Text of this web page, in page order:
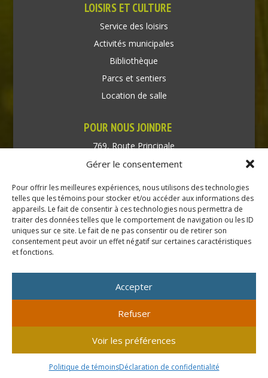
Gérer le consentement
Pour offrir les meilleures expériences, nous utilisons des technologies
telles que les témoins pour stocker et/ou accéder aux informations des
appareils. Le fait de consentir à ces technologies nous permettra de
traiter des données telles que le comportement de navigation ou les ID
uniques sur ce site. Le fait de ne pas consentir ou de retirer son
consentement peut avoir un effet négatif sur certaines caractéristiques
et fonctions.
Accepter
Refuser
Voir les préférences
Politique de témoinsDéclaration de confidentialité
LOISIRS ET CULTURE
Service des loisirs
Activités municipales
Bibliothèque
Parcs et sentiers
Location de salle
POUR NOUS JOINDRE
769, Route Principale
Très-Saint-Rédempteur
Téléphone : (450) 451-5203
Direction générale :
dir@tressaintredempteur.ca
© 2026 Tous droits réservés. Municipalité de Très-Saint-
Rédempteur.
Mayer consultante.